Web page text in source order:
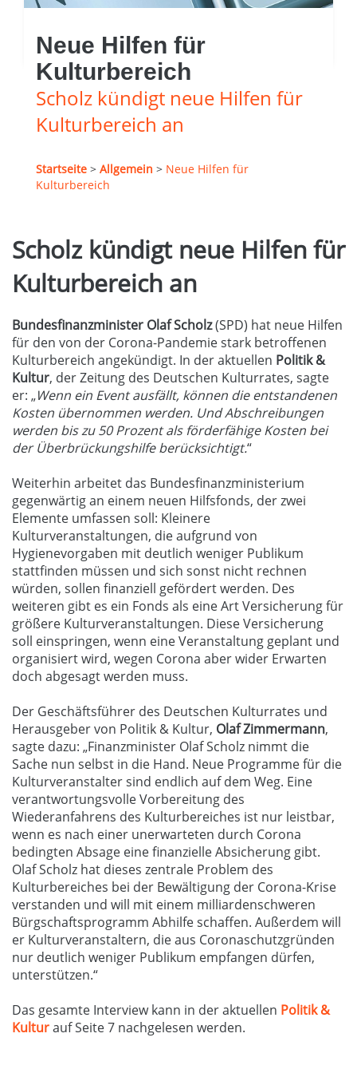
Neue Hilfen für
Kulturbereich
Scholz kündigt neue Hilfen für
Kulturbereich an
Startseite > Allgemein > Neue Hilfen für
Kulturbereich
Scholz kündigt neue Hilfen für
Kulturbereich an
Bundesfinanzminister Olaf Scholz(SPD) hat neue Hilfen
für den von der Corona-Pandemie stark betroffenen
Kulturbereich angekündigt. In der aktuellen Politik &
Kultur, der Zeitung des Deutschen Kulturrates, sagte
er: „Wenn ein Event ausfällt, können die entstandenen
Kosten übernommen werden. Und Abschreibungen
werden bis zu 50 Prozent als förderfähige Kosten bei
der Überbrückungshilfe berücksichtigt.“
Weiterhin arbeitet das Bundesfinanzministerium
gegenwärtig an einem neuen Hilfsfonds, der zwei
Elemente umfassen soll: Kleinere
Kulturveranstaltungen, die aufgrund von
Hygienevorgaben mit deutlich weniger Publikum
stattfinden müssen und sich sonst nicht rechnen
würden, sollen finanziell gefördert werden. Des
weiteren gibt es ein Fonds als eine Art Versicherung für
größere Kulturveranstaltungen. Diese Versicherung
soll einspringen, wenn eine Veranstaltung geplant und
organisiert wird, wegen Corona aber wider Erwarten
doch abgesagt werden muss.
Der Geschäftsführer des Deutschen Kulturrates und
Herausgeber von Politik & Kultur, Olaf Zimmermann,
sagte dazu: „Finanzminister Olaf Scholz nimmt die
Sache nun selbst in die Hand. Neue Programme für die
Kulturveranstalter sind endlich auf dem Weg. Eine
verantwortungsvolle Vorbereitung des
Wiederanfahrens des Kulturbereiches ist nur leistbar,
wenn es nach einer unerwarteten durch Corona
bedingten Absage eine finanzielle Absicherung gibt.
Olaf Scholz hat dieses zentrale Problem des
Kulturbereiches bei der Bewältigung der Corona-Krise
verstanden und will mit einem milliardenschweren
Bürgschaftsprogramm Abhilfe schaffen. Außerdem will
er Kulturveranstaltern, die aus Coronaschutzgründen
nur deutlich weniger Publikum empfangen dürfen,
unterstützen.“
Das gesamte Interview kann in der aktuellen Politik &
Kulturauf Seite 7 nachgelesen werden.